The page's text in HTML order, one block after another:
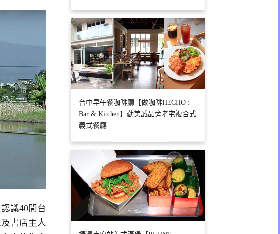
識40間台
書店主人
台中早午餐咖啡廳【做咖啡HECHO :
Bar & Kitchen】勤美誠品旁老宅複合式
義式餐廳